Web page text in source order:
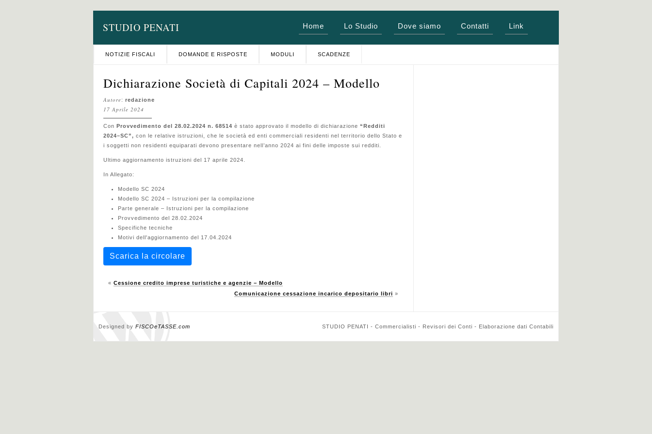
STUDIO PENATI Home Lo Studio Dove siamo Contatti Link
NOTIZIE FISCALI DOMANDE E RISPOSTE MODULI SCADENZE
Dichiarazione Società di Capitali 2024 – Modello
Autore: redazione
17 Aprile 2024
Con Provvedimento del 28.02.2024 n. 68514 è stato approvato il modello di dichiarazione “Redditi
2024–SC”, con le relative istruzioni, che le società ed enti commerciali residenti nel territorio dello Stato e
i soggetti non residenti equiparati devono presentare nell’anno 2024 ai fini delle imposte sui redditi.
Ultimo aggiornamento istruzioni del 17 aprile 2024.
In Allegato:
Modello SC 2024
Modello SC 2024 – Istruzioni per la compilazione
Parte generale – Istruzioni per la compilazione
Provvedimento del 28.02.2024
Specifiche tecniche
Motivi dell'aggiornamento del 17.04.2024
Scarica la circolare
« Cessione credito imprese turistiche e agenzie – Modello
Comunicazione cessazione incarico depositario libri »
Designed by FISCOeTASSE.com STUDIO PENATI - Commercialisti - Revisori dei Conti - Elaborazione dati Contabili